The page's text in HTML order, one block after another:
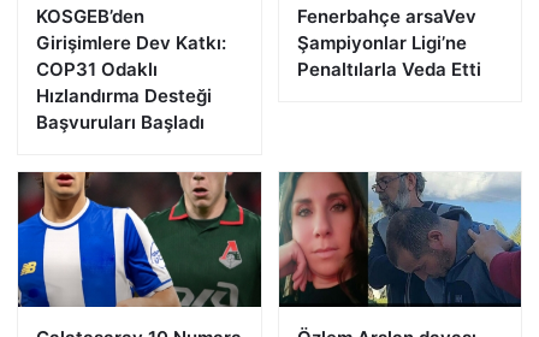
KOSGEB’den
Girişimlere Dev Katkı:
COP31 Odaklı
Hızlandırma Desteği
Başvuruları Başladı
Fenerbahçe arsaVev
Şampiyonlar Ligi’ne
Penaltılarla Veda Etti